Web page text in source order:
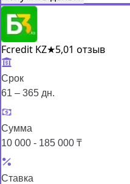
Fcredit KZ★5,01 отзыв
Срок
61 – 365 дн.
Сумма
10 000 - 185 000 ₸
Ставка